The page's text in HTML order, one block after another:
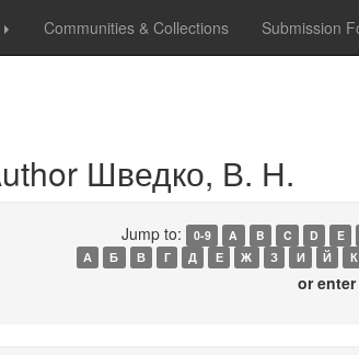
Communities & Collections Submission
Шведко, В. Н.
Jump to: 0-9 A B C D E
А
Б В Г Д Е Ж З И Й К
or